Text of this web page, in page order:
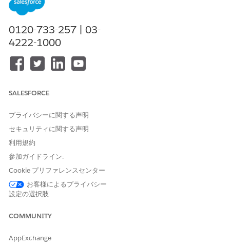
金融サービスクライアントポータルの統合カタログの設定
て、サービスプロセスを 1 か所に表示し、ユーザーが簡単に
検索、管理、再利用できるようにします。ユーザー権限を割り
当て、商品レコードへのアクセス権を付与する共有設定を定義
します。インテグレーション手順を対応付けて個々のプロセス
求の詳細を表示します。
0120-733-257 | 03-
4222-1000
SALESFORCE
プライバシーに関する声明
セキュリティに関する声明
利用規約
参加ガイドライン:
Cookie プリファレンスセンター
お客様によるプライバシー
設定の選択肢
COMMUNITY
AppExchange